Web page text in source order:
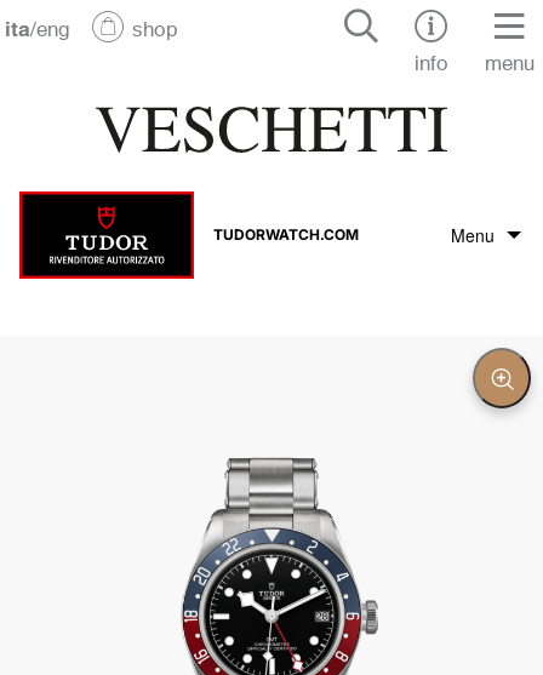
ita/eng
shop
info
menu
TUDORWATCH.COM Menu
Il marchio Tudor